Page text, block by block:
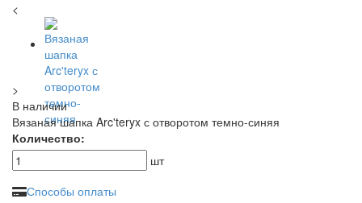
<
>
В наличии
Вязаная шапка Arc'teryx с отворотом темно-синяя
Количество:
шт
Способы оплаты